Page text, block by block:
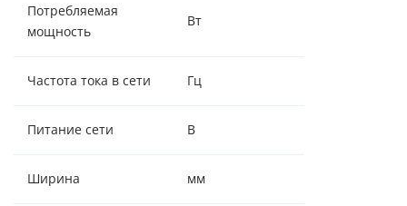
Потребляемая
мощность
Вт
Частота тока в сети Гц
Питание сети В
Ширина мм